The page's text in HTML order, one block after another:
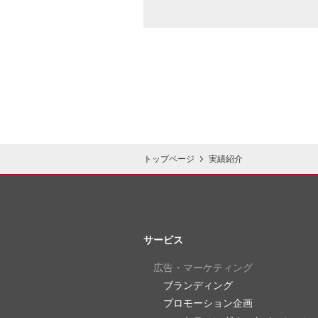
トップページ 実績紹介
サービス
広告・マーケティング
ブランディング
プロモーション企画